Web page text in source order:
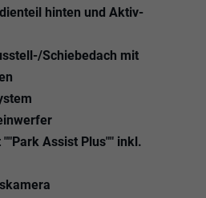
hinten und Aktiv-
Schiebedach mit
Assist Plus"" inkl.